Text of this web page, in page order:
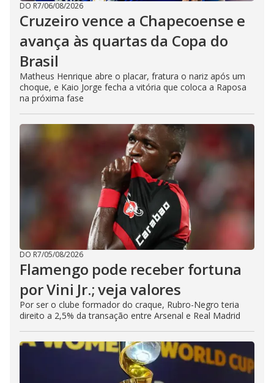
DO R7/06/08/2026
Cruzeiro vence a Chapecoense e
avança às quartas da Copa do
Brasil
Matheus Henrique abre o placar, fratura o nariz após um
choque, e Kaio Jorge fecha a vitória que coloca a Raposa
na próxima fase
DO R7/05/08/2026
Flamengo pode receber fortuna
por Vini Jr.; veja valores
Por ser o clube formador do craque, Rubro-Negro teria
direito a 2,5% da transação entre Arsenal e Real Madrid